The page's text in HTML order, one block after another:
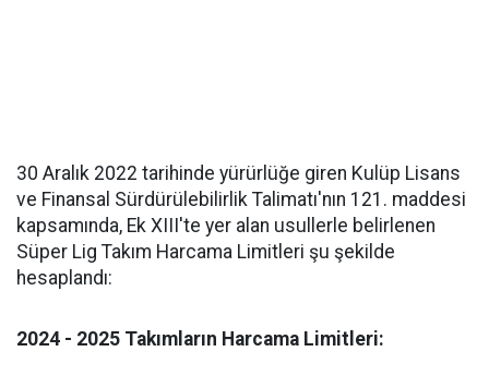
30 Aralık 2022 tarihinde yürürlüğe giren Kulüp Lisans
ve Finansal Sürdürülebilirlik Talimatı'nın 121. maddesi
kapsamında, Ek XIII'te yer alan usullerle belirlenen
Süper Lig Takım Harcama Limitleri şu şekilde
hesaplandı:
2024 - 2025 Takımların Harcama Limitleri: